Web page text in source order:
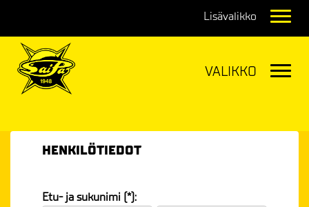
HENKILÖTIEDOT
Etu- ja sukunimi (*):